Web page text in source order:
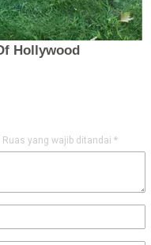
Ruas yang wajib ditandai *